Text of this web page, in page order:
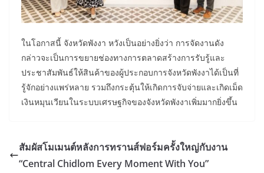
ในโอกาสนี้ จังหวัดพังงา หวังเป็นอย่างยิ่งว่า การจัดงานดัง
กล่าวจะเป็นการขยายช่องทางการตลาดสร้างการรับรู้และ
ประชาสัมพันธ์ให้สินค้าของผู้ประกอบการจังหวัดพังงาได้เป็นที่
รู้จักอย่างแพร่หลาย รวมถึงกระตุ้นให้เกิดการจับจ่ายและเกิดเม็ด
เงินหมุนเวียนในระบบเศรษฐกิจของจังหวัดพังงาเพิ่มมากยิ่งขึ้น
สัมผัสโมเมนต์หลังการทรานส์ฟอร์มครั้งใหญ่กับงาน
“Central Chidlom Every Moment With You”